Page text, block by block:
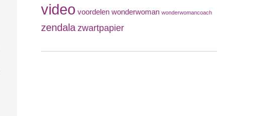
video voordelen wonderwoman wonderwomancoach
zendala zwartpapier